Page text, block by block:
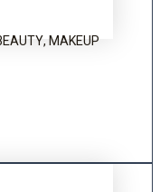
MAKEUP